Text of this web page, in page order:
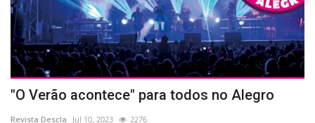
"O Verão acontece" para todos no Alegro
Revista Descla Jul 10, 2023 2276